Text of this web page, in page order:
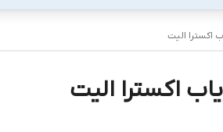
اکسترا الیت
اکسترا الیت